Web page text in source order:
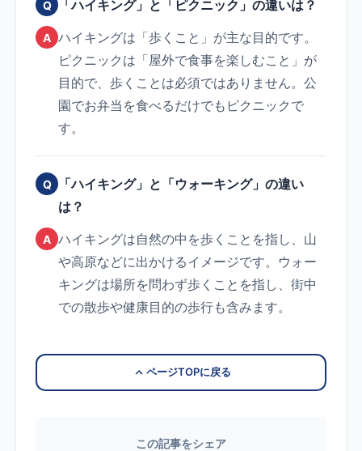
Q 「ハイキング」と「ピクニック」の違いは？
A ハイキングは「歩くこと」が主な目的です。
ピクニックは「屋外で食事を楽しむこと」が
目的で、歩くことは必須ではありません。公
園でお弁当を食べるだけでもピクニックで
す。
Q
「ハイキング」と「ウォーキング」の違い
は？
A ハイキングは自然の中を歩くことを指し、山
や高原などに出かけるイメージです。ウォー
キングは場所を問わず歩くことを指し、街中
での散歩や健康目的の歩行も含みます。
ページTOPに戻る
この記事をシェア